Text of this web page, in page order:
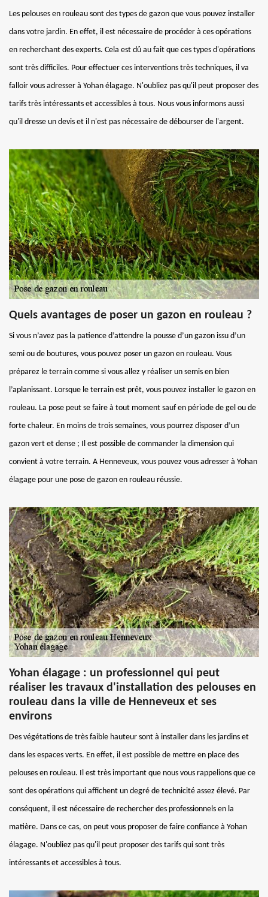
Les pelouses en rouleau sont des types de gazon que vous pouvez installer
dans votre jardin. En effet, il est nécessaire de procéder à ces opérations
en recherchant des experts. Cela est dû au fait que ces types d'opérations
sont très difficiles. Pour effectuer ces interventions très techniques, il va
falloir vous adresser à Yohan élagage. N'oubliez pas qu'il peut proposer des
tarifs très intéressants et accessibles à tous. Nous vous informons aussi
qu'il dresse un devis et il n'est pas nécessaire de débourser de l'argent.
Quels avantages de poser un gazon en rouleau ?
Si vous n’avez pas la patience d’attendre la pousse d’un gazon issu d’un
semi ou de boutures, vous pouvez poser un gazon en rouleau. Vous
préparez le terrain comme si vous allez y réaliser un semis en bien
l’aplanissant. Lorsque le terrain est prêt, vous pouvez installer le gazon en
rouleau. La pose peut se faire à tout moment sauf en période de gel ou de
forte chaleur. En moins de trois semaines, vous pourrez disposer d’un
gazon vert et dense ; Il est possible de commander la dimension qui
convient à votre terrain. A Henneveux, vous pouvez vous adresser à Yohan
élagage pour une pose de gazon en rouleau réussie.
Yohan élagage : un professionnel qui peut
réaliser les travaux d'installation des pelouses en
rouleau dans la ville de Henneveux et ses
environs
Des végétations de très faible hauteur sont à installer dans les jardins et
dans les espaces verts. En effet, il est possible de mettre en place des
pelouses en rouleau. Il est très important que nous vous rappelions que ce
sont des opérations qui affichent un degré de technicité assez élevé. Par
conséquent, il est nécessaire de rechercher des professionnels en la
matière. Dans ce cas, on peut vous proposer de faire confiance à Yohan
élagage. N'oubliez pas qu'il peut proposer des tarifs qui sont très
intéressants et accessibles à tous.